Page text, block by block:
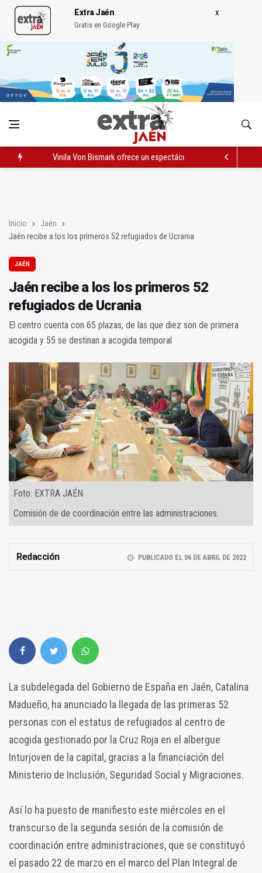
Extra Jaén
Gratis en Google Play
Vinila Von Bismark ofrece un espectáculo "rompedor" en el
Inicio
Jaén
Jaén recibe a los los primeros 52 refugiados de Ucrania
JAÉN
Jaén recibe a los los primeros 52
refugiados de Ucrania
El centro cuenta con 65 plazas, de las que diez son de primera
acogida y 55 se destinan a acogida temporal
Foto: EXTRA JAÉN
Comisión de de coordinación entre las administraciones.
Redacción PUBLICADO EL 06 DE ABRIL DE 2022
La subdelegada del Gobierno de España en Jaén, Catalina
Madueño, ha anunciado la llegada de las primeras 52
personas con el estatus de refugiados al centro de
acogida gestionado por la Cruz Roja en el albergue
Inturjoven de la capital, gracias a la financiación del
Ministerio de Inclusión, Seguridad Social y Migraciones.
Así lo ha puesto de manifiesto este miércoles en el
transcurso de la segunda sesión de la comisión de
coordinación entre administraciones, que se constituyó
el pasado 22 de marzo en el marco del Plan Integral de